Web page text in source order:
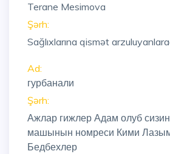
Terane Mesimova
Şərh:
Sağlıxlarına qismət
Ad:
гурбанали
Şərh:
Ажлар гижлер Адам олуб
машынын номреси Кими
Бедбехлер